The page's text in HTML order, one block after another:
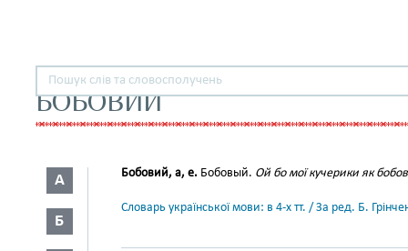
БОБОВИЙ
А
Б
Бобовий, а, е. Бобовый. Ой бо мої кучерики як
Словарь української мови: в 4-х тт. / За ред. Б.